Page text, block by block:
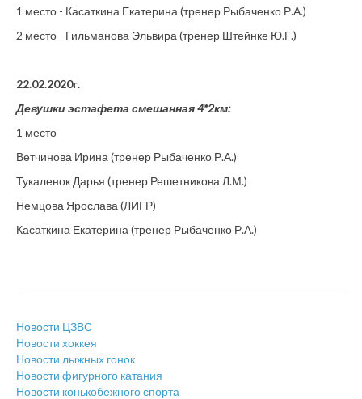
1 место - Касаткина Екатерина (тренер Рыбаченко Р.А.)
2 место - Гильманова Эльвира (тренер Штейнке Ю.Г.)
22.02.2020г.
Девушки эстафета смешанная 4*2км:
1 место
Ветчинова Ирина (тренер Рыбаченко Р.А.)
Тукаленок Дарья (тренер Решетникова Л.М.)
Немцова Ярослава (ЛИГР)
Касаткина Екатерина (тренер Рыбаченко Р.А.)
Новости ЦЗВС
Новости хоккея
Новости лыжных гонок
Новости фигурного катания
Новости конькобежного спорта